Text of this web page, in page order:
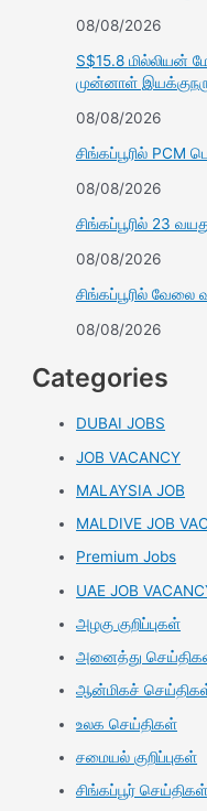
08/08/2026
S$15.8 மில்லியன்
முன்னாள்
08/08/2026
சிங்கப்பூரில் PCM
08/08/2026
சிங்கப்பூரில் 23
08/08/2026
சிங்கப்பூரில்
08/08/2026
Categories
DUBAI JOBS
JOB VACANCY
MALAYSIA JOB
MALDIVE JOB
Premium Jobs
UAE JOB
அழகு குறிப்புகள்
அனைத்து
ஆன்மிகச்
உலக செய்திகள்
சமையல் குறிப்புகள்
சிங்கப்பூர் செய்திகள்